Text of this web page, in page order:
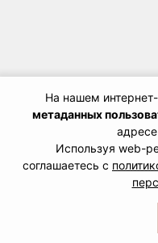
На нашем
метаданных
Используя web-
соглашаетесь с